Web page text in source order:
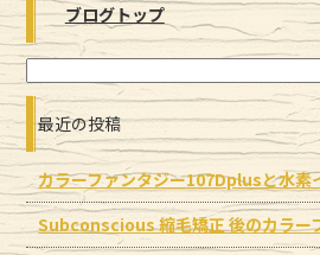
ブログトップ
最近の投稿
カラーファンタジー107Dplusと水素
Subconscious 縮毛矯正 後のカラー